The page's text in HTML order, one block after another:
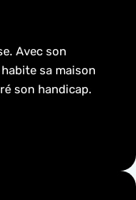
Avec son
sa maison
son handicap.